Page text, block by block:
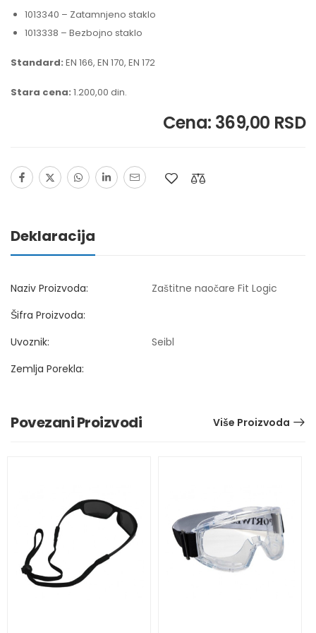
1013340 – Zatamnjeno staklo
1013338 – Bezbojno staklo
Standard: EN 166, EN 170, EN 172
Stara cena: 1.200,00 din.
Cena: 369,00 RSD
Deklaracija
Naziv Proizvoda:
Zaštitne naočare Fit Logic
Šifra Proizvoda:
Uvoznik:
Seibl
Zemlja Porekla:
Povezani Proizvodi Više Proizvoda